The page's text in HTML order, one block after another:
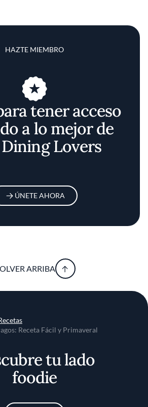
HAZTE MIEMBRO
tener acceso
a lo mejor de
Lovers
ÚNETE AHORA
ARRIBA
Receta Fácil y Primaveral
tu lado
foodie